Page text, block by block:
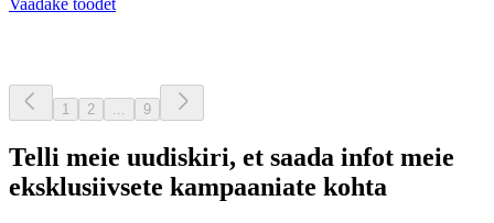
Vaadake toodet
1 2 ... 9
Telli meie uudiskiri, et saada infot meie
eksklusiivsete kampaaniate kohta